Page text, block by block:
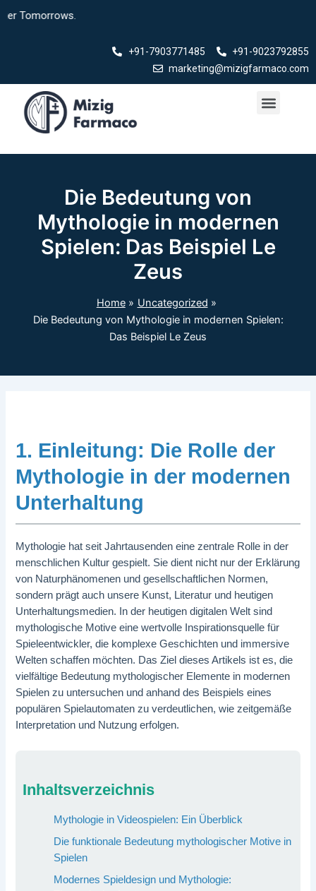
+91-7903771485
+91-9023792855
marketing@mizigfarmaco.com
Menu
Die Bedeutung von
Mythologie in modernen
Spielen: Das Beispiel Le
Zeus
Home
Uncategorized
Die Bedeutung von Mythologie in modernen Spielen:
Das Beispiel Le Zeus
1. Einleitung: Die Rolle der
Mythologie in der modernen
Unterhaltung
Mythologie hat seit Jahrtausenden eine zentrale Rolle in der
menschlichen Kultur gespielt. Sie dient nicht nur der Erklärung
von Naturphänomenen und gesellschaftlichen Normen,
sondern prägt auch unsere Kunst, Literatur und heutigen
Unterhaltungsmedien. In der heutigen digitalen Welt sind
mythologische Motive eine wertvolle Inspirationsquelle für
Spieleentwickler, die komplexe Geschichten und immersive
Welten schaffen möchten. Das Ziel dieses Artikels ist es, die
vielfältige Bedeutung mythologischer Elemente in modernen
Spielen zu untersuchen und anhand des Beispiels eines
populären Spielautomaten zu verdeutlichen, wie zeitgemäße
Interpretation und Nutzung erfolgen.
Inhaltsverzeichnis
Mythologie in Videospielen: Ein Überblick
Die funktionale Bedeutung mythologischer Motive in
Spielen
Modernes Spieldesign und Mythologie: